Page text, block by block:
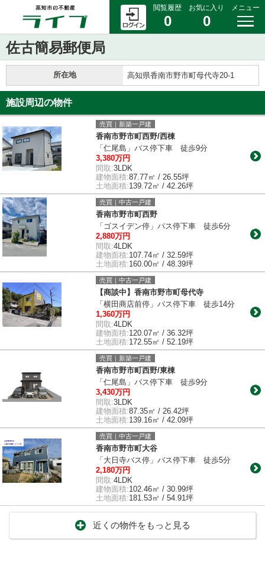
閲覧履歴
0
お気に入り
0
メニュー
佐古簡易郵便局
所在地 高知県香南市野市町母代寺20-1
施設周辺の物件
売買｜新築一戸建
香南市野市町西野/西棟
「仁尾島」バス停下車 徒歩9分
3,380万円
間取:3LDK
建物面積:87.77㎡ / 26.55坪
土地面積:139.72㎡ / 42.26坪
売買｜中古一戸建
香南市野市町西野
「ゴスイデン停」バス停下車 徒歩6分
2,880万円
間取:4LDK
建物面積:107.74㎡ / 32.59坪
土地面積:160.00㎡ / 48.39坪
売買｜中古一戸建
【商談中】香南市野市町母代寺
「横田商店前停」バス停下車 徒歩14分
1,360万円
間取:4LDK
建物面積:120.07㎡ / 36.32坪
土地面積:172.55㎡ / 52.19坪
売買｜新築一戸建
香南市野市町西野/東棟
「仁尾島」バス停下車 徒歩9分
3,430万円
間取:3LDK
建物面積:87.35㎡ / 26.42坪
土地面積:139.16㎡ / 42.09坪
売買｜中古一戸建
香南市野市町大谷
「大日寺バス停」バス停下車 徒歩5分
2,180万円
間取:4LDK
建物面積:102.46㎡ / 30.99坪
土地面積:181.53㎡ / 54.91坪
近くの物件をもっと見る